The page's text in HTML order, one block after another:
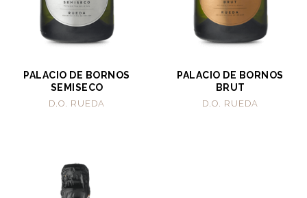
PALACIO DE BORNOS
SEMISECO
D.O. RUEDA
PALACIO DE BORNOS
BRUT
D.O. RUEDA